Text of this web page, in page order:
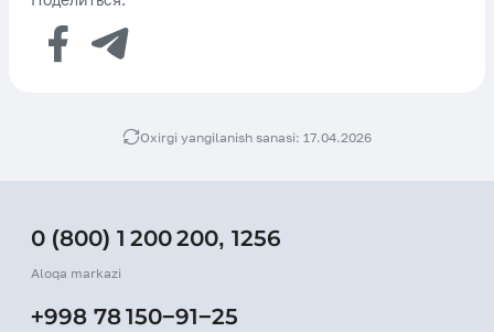
Oxirgi yangilanish sanasi: 17.04.2026
0 (800) 1 200 200, 1256
Aloqa markazi
+998 78 150−91−25